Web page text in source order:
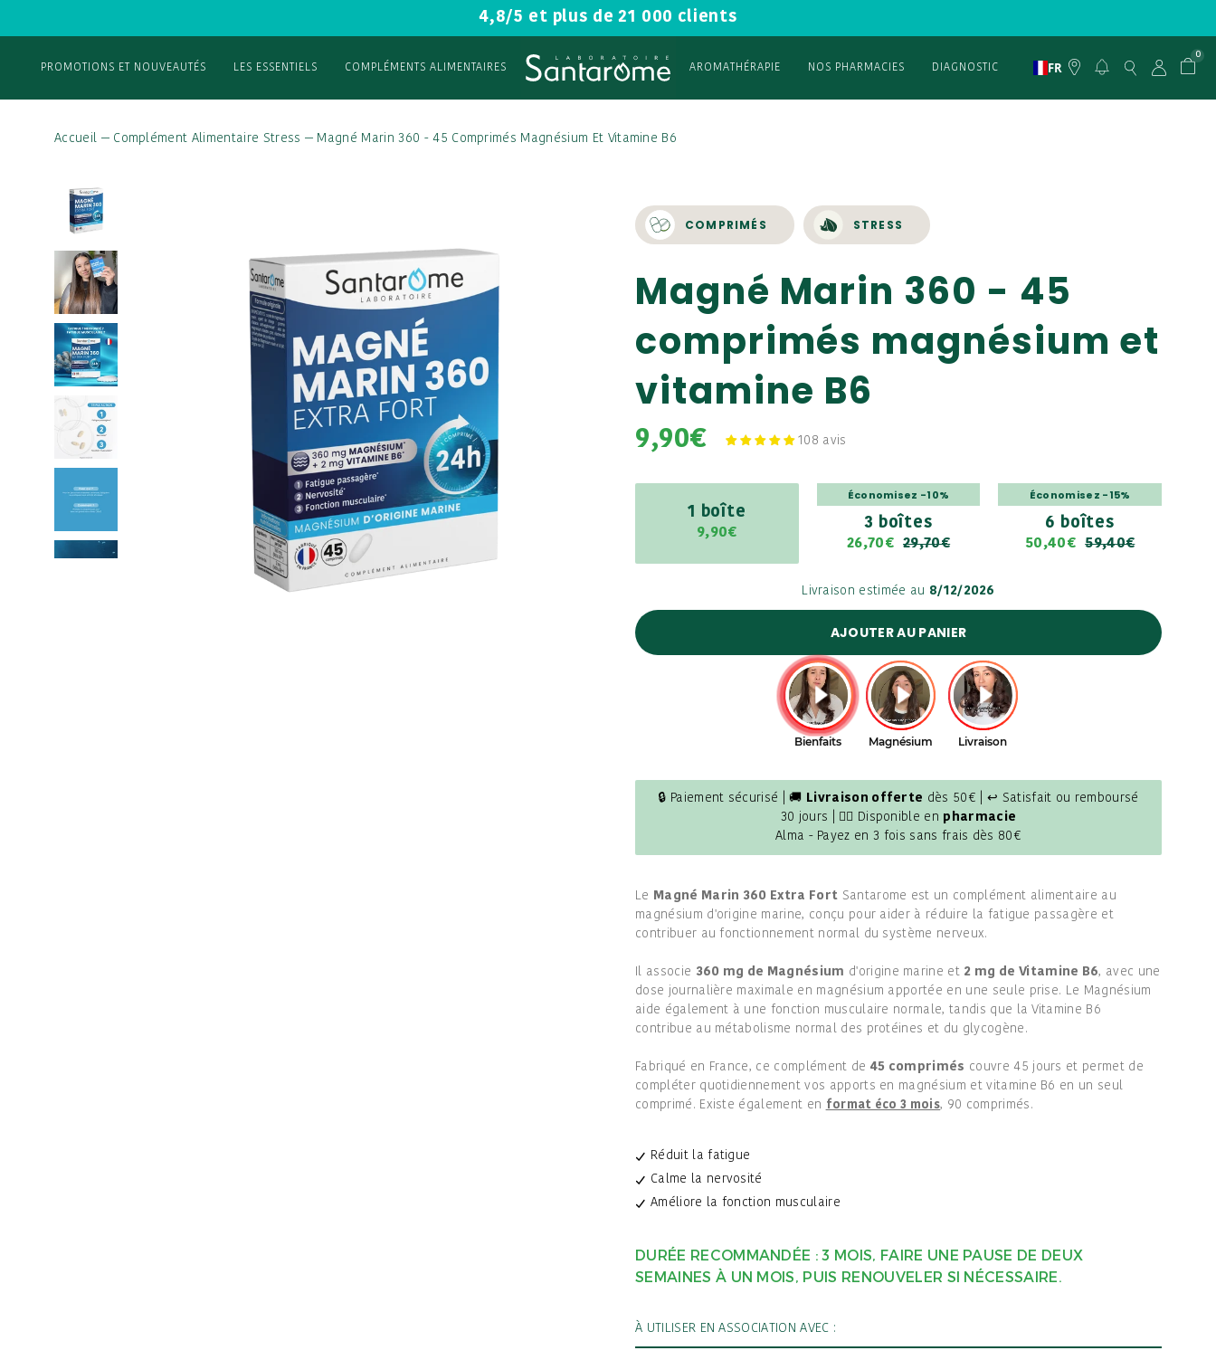
4,8/5 et plus de 21 000 clients
PROMOTIONS ET NOUVEAUTÉS LES ESSENTIELS COMPLÉMENTS ALIMENTAIRES AROMATHÉRAPIE NOS PHARMACIES DIAGNOSTIC FR
0
Accueil — Complément Alimentaire Stress — Magné Marin 360 - 45 Comprimés Magnésium Et Vitamine B6
COMPRIMÉS STRESS
Magné Marin 360 - 45
comprimés magnésium et
vitamine B6
9,90€ 108 avis
1 boîte
9,90€
3 boîtes
Économisez -10%
26,70€ 29,70€
6 boîtes
Économisez -15%
50,40€ 59,40€
Livraison estimée au 8/12/2026
AJOUTER AU PANIER
🔒 Paiement sécurisé | 🚚 Livraison offerte dès 50€ | ↩ Satisfait ou remboursé
30 jours | 👩‍⚕️ Disponible en pharmacie
Alma - Payez en 3 fois sans frais dès 80€
Le Magné Marin 360 Extra Fort Santarome est un complément alimentaire au
magnésium d'origine marine, conçu pour aider à réduire la fatigue passagère et
contribuer au fonctionnement normal du système nerveux.
Il associe 360 mg de Magnésium d'origine marine et 2 mg de Vitamine B6, avec une
dose journalière maximale en magnésium apportée en une seule prise. Le Magnésium
aide également à une fonction musculaire normale, tandis que la Vitamine B6
contribue au métabolisme normal des protéines et du glycogène.
Fabriqué en France, ce complément de 45 comprimés couvre 45 jours et permet de
compléter quotidiennement vos apports en magnésium et vitamine B6 en un seul
comprimé. Existe également en format éco 3 mois, 90 comprimés.
Réduit la fatigue
Calme la nervosité
Améliore la fonction musculaire
DURÉE RECOMMANDÉE : 3 MOIS, FAIRE UNE PAUSE DE DEUX
SEMAINES À UN MOIS, PUIS RENOUVELER SI NÉCESSAIRE.
À UTILISER EN ASSOCIATION AVEC :